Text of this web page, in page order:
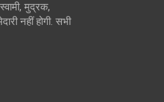
मुद्रक,
नहीं होगी. सभी